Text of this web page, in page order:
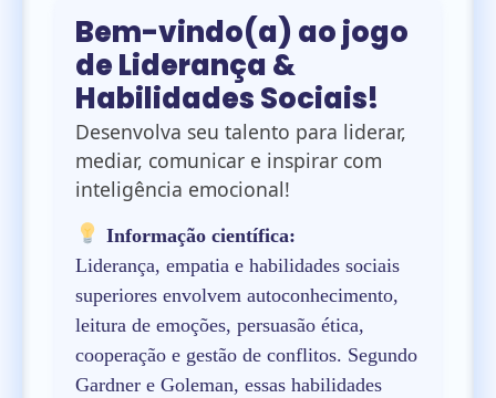
Bem-vindo(a) ao jogo
de Liderança &
Habilidades Sociais!
Desenvolva seu talento para liderar,
mediar, comunicar e inspirar com
inteligência emocional!
Informação científica:
Liderança, empatia e habilidades sociais
superiores envolvem autoconhecimento,
leitura de emoções, persuasão ética,
cooperação e gestão de conflitos. Segundo
Gardner e Goleman, essas habilidades